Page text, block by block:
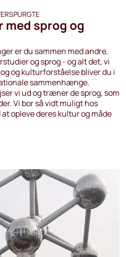
sprog og
er du sammen med andre,
og sprog - og alt det, vi
og kulturforståelse bliver du i
sammenhænge.
vi ud og træner de sprog, som
Vi bor så vidt muligt hos
opleve deres kultur og måde